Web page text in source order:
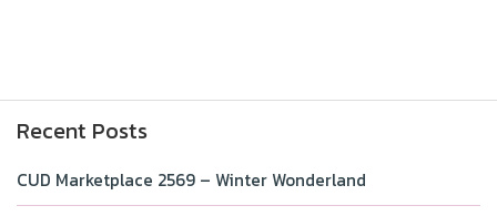
Recent Posts
CUD Marketplace 2569 – Winter Wonderland